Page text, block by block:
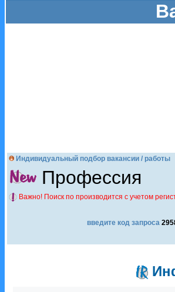
Индивидуальный подбор вакансии / работы
Профессия
Важно! Поиск по производится с учетом
введите код запроса